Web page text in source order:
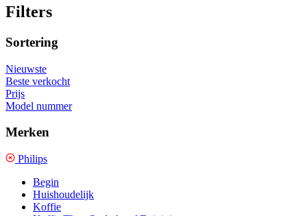
Filters
Sortering
Nieuwste
Beste verkocht
Prijs
Model nummer
Merken
Philips
Begin
Huishoudelijk
Koffie